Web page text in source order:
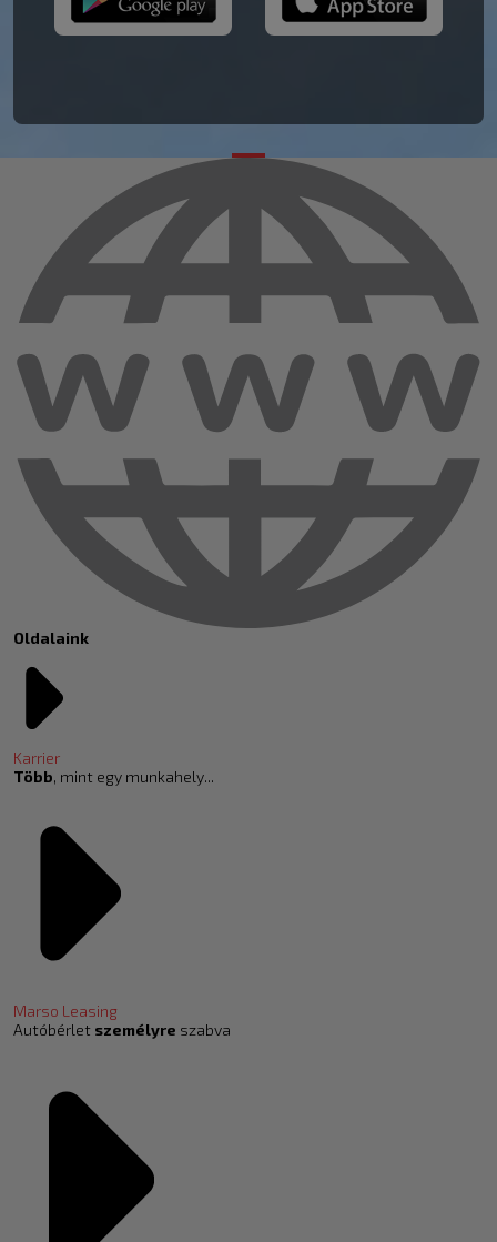
Oldalaink
Karrier
Több, mint egy munkahely...
Marso Leasing
Autóbérlet személyre szabva